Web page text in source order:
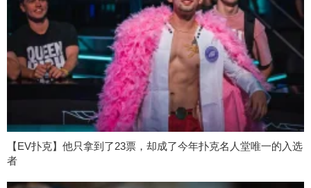
【EV扑克】他只拿到了23票，却成了今年扑克名人堂唯一的入选
者